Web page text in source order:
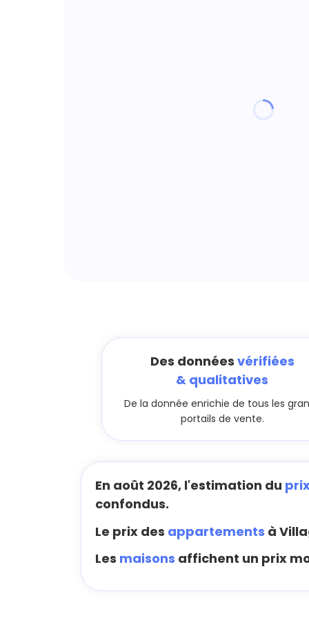
Des données vérifiées
& qualitatives
De la donnée enrichie de tous les
portails de vente.
En août 2026, l'estimation du
confondus.
Le prix des appartements à
Les maisons affichent un prix